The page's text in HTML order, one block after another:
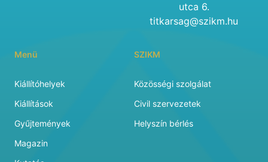
utca 6.
titkarsag@szikm.hu
Menü
Kiállítóhelyek
Kiállítások
Gyűjtemények
Magazin
SZIKM
Közösségi szolgálat
Civil szervezetek
Helyszín bérlés